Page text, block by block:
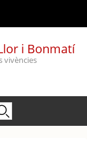
i Bonmatí
vivències